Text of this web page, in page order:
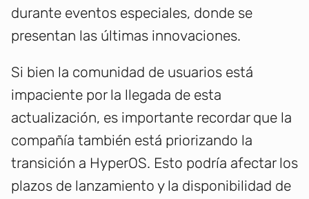
durante eventos especiales, donde se
presentan las últimas innovaciones.
Si bien la comunidad de usuarios está
impaciente por la llegada de esta
actualización, es importante recordar que la
compañía también está priorizando la
transición a HyperOS. Esto podría afectar los
plazos de lanzamiento y la disponibilidad de